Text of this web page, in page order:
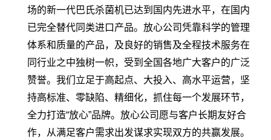
场的新一代巴氏杀菌机已达到国内先进水平，在国内
已完全替代同类进口产品。放心公司凭靠科学的管理
体系和质量的产品，及良好的销售及全程技术服务在
同行业之中独树一帜，受到全国各地广大客户的广泛
赞誉。我们立足于高起点、大投入、高水平运营，坚
持高标准、零缺陷、精细化，抓住每一个发展环节，
全力打造“放心”品牌。放心公司愿与客户长期友好合
作，从满足客户需求出发谋求实现双方的共赢发展。